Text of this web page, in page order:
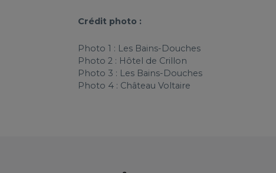
Crédit photo :
Photo 1 : Les Bains-Douches
Photo 2 : Hôtel de Crillon
Photo 3 : Les Bains-Douches
Photo 4 : Château Voltaire